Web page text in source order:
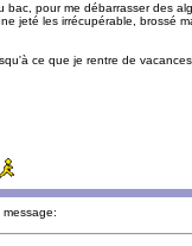
bac, pour me débarrasser des
jeté les irrécupérable, brossé
ce que je rentre de vacances.